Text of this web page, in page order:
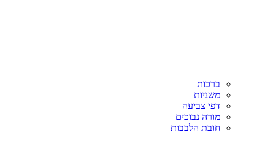
ברכות
משניות
דפי צביעה
מורה נבוכים
חובת הלבבות